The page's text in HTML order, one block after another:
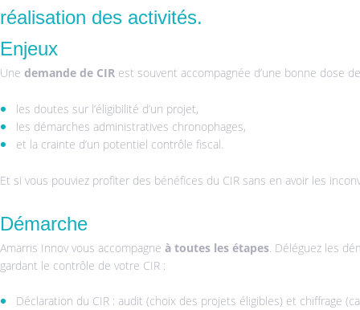
réalisation des activités.
Enjeux
Une demande de CIR est souvent accompagnée d’une bonne dose
les doutes sur l’éligibilité d’un projet,
les démarches administratives chronophages,
et la crainte d’un potentiel contrôle fiscal.
Et si vous pouviez profiter des bénéfices du CIR sans en avoir les
Démarche
Amarris Innov vous accompagne à toutes les étapes . Déléguez les
gardant le contrôle de votre CIR :
Déclaration du CIR : audit (choix des projets éligibles) et chiffrage